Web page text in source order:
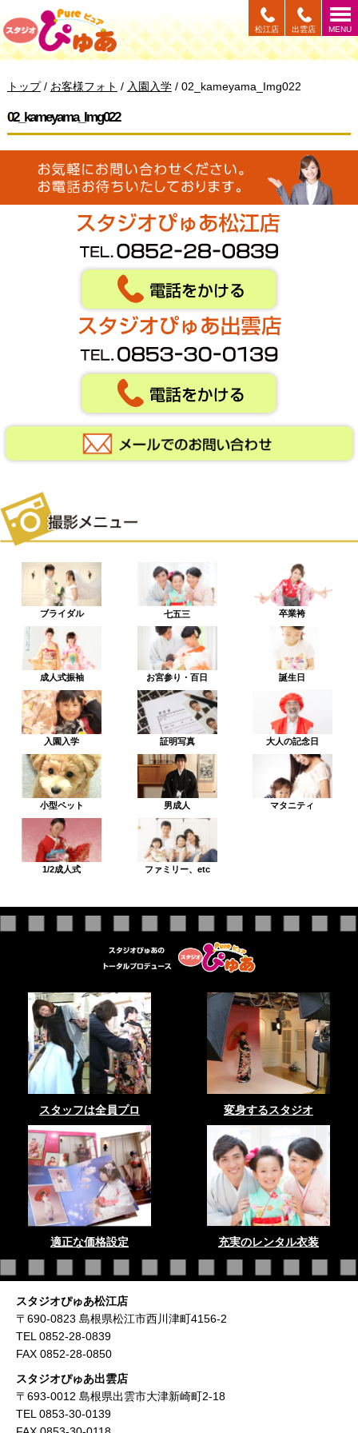
このページの本文へ
MENU
出雲店
松江店
現
の
トップ/ お客様フォト / 入園入学/ 02_kameyama_Img022
02_kameyama_Img022
ブライダル 七五三 卒業袴
成人式振袖 お宮参り・百日 誕生日
入園入学 証明写真 大人の記念日
小型ペット 男成人 マタニティ
1/2成人式 ファミリー、etc
スタッフは全員プロ 変身するスタジオ
適正な価格設定 充実のレンタル衣装
スタジオぴゅあ松江店
〒690-0823 島根県松江市西川津町4156-2
TEL 0852-28-0839
FAX 0852-28-0850
スタジオぴゅあ出雲店
〒693-0012 島根県出雲市大津新崎町2-18
TEL 0853-30-0139